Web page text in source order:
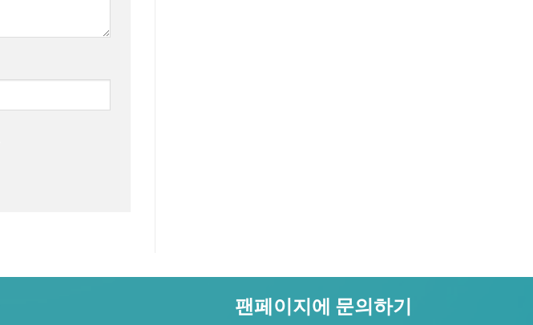
팬페이지에 문의하기